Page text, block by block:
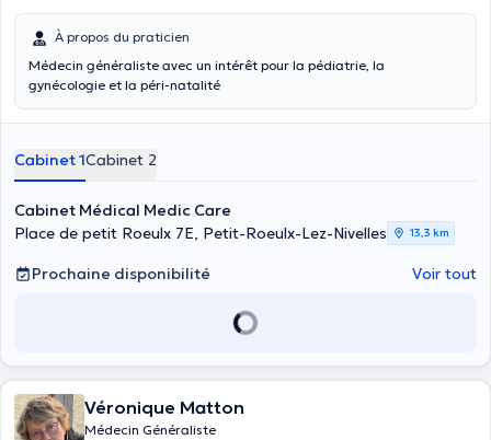
À propos du praticien
Médecin généraliste avec un intérêt pour la pédiatrie, la
gynécologie et la péri-natalité
Cabinet 1Cabinet 2
Cabinet Médical Medic Care
Place de petit Roeulx 7E, Petit-Roeulx-Lez-Nivelles
13,3 km
Prochaine disponibilité Voir tout
Véronique Matton
Médecin Généraliste